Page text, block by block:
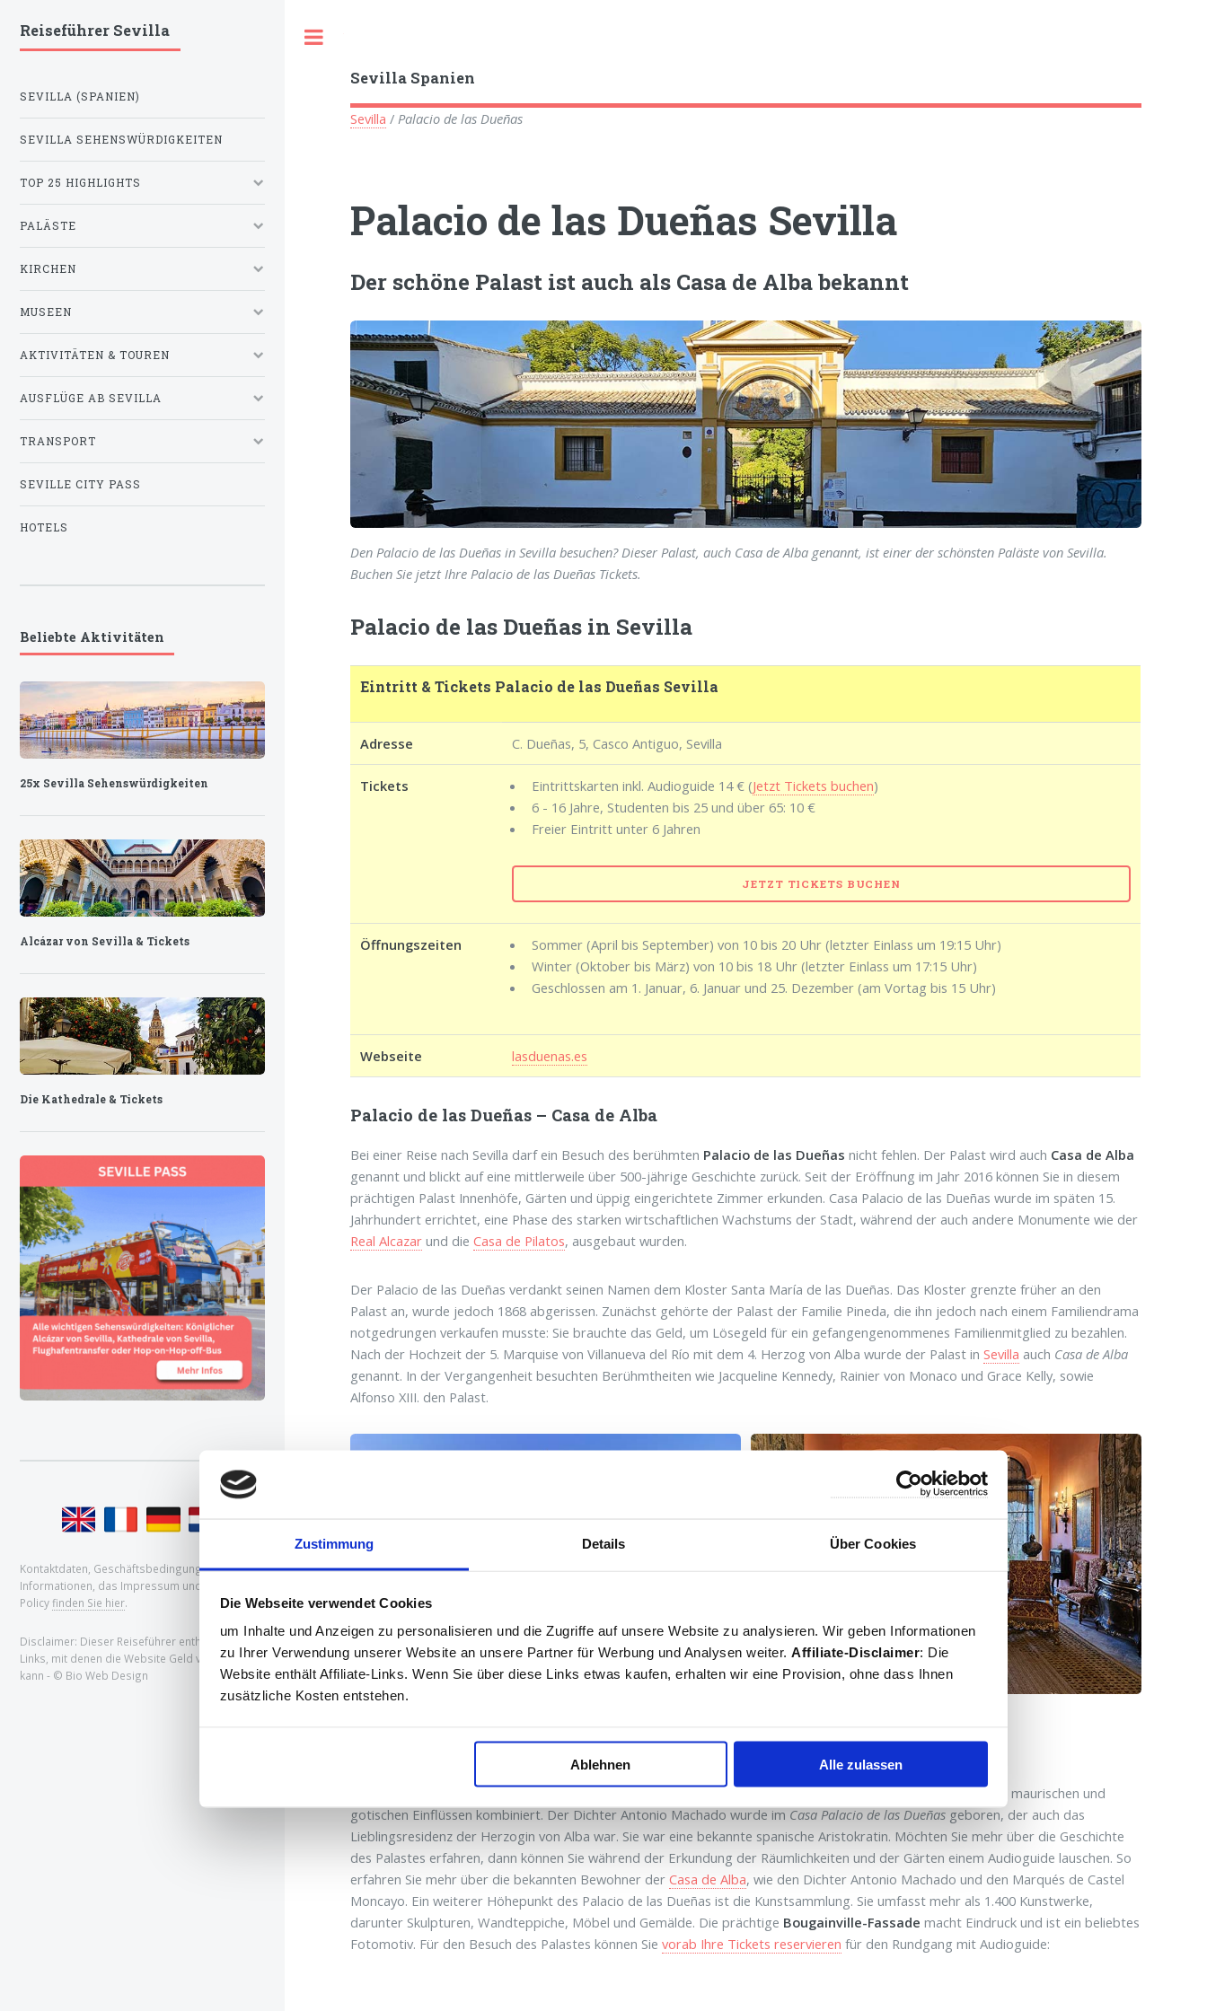
Zustimmung Details Über Cookies
Die Webseite verwendet Cookies
um Inhalte und Anzeigen zu personalisieren und die Zugriffe auf unsere Website zu analysieren. Wir geben Informationen
zu Ihrer Verwendung unserer Website an unsere Partner für Werbung und Analysen weiter. Affiliate-Disclaimer: Die
Website enthält Affiliate-Links. Wenn Sie über diese Links etwas kaufen, erhalten wir eine Provision, ohne dass Ihnen
zusätzliche Kosten entstehen.
Ablehnen Alle zulassen
Sevilla Spanien
Sevilla / Palacio de las Dueñas
Palacio de las Dueñas Sevilla
Der schöne Palast ist auch als Casa de Alba bekannt
Den Palacio de las Dueñas in Sevilla besuchen? Dieser Palast, auch Casa de Alba genannt, ist einer der schönsten Paläste von Sevilla.
Buchen Sie jetzt Ihre Palacio de las Dueñas Tickets.
Palacio de las Dueñas in Sevilla
Eintritt & Tickets Palacio de las Dueñas Sevilla
Adresse C. Dueñas, 5, Casco Antiguo, Sevilla
Tickets Eintrittskarten inkl. Audioguide 14 € (Jetzt Tickets buchen)
6 - 16 Jahre, Studenten bis 25 und über 65: 10 €
Freier Eintritt unter 6 Jahren
JETZT TICKETS BUCHEN
Öffnungszeiten
Sommer (April bis September) von 10 bis 20 Uhr (letzter Einlass um 19:15 Uhr)
Winter (Oktober bis März) von 10 bis 18 Uhr (letzter Einlass um 17:15 Uhr)
Geschlossen am 1. Januar, 6. Januar und 25. Dezember (am Vortag bis 15 Uhr)
Webseite lasduenas.es
Palacio de las Dueñas – Casa de Alba
Bei einer Reise nach Sevilla darf ein Besuch des berühmten Palacio de las Dueñas nicht fehlen. Der Palast wird auch Casa de Alba
genannt und blickt auf eine mittlerweile über 500-jährige Geschichte zurück. Seit der Eröffnung im Jahr 2016 können Sie in diesem
prächtigen Palast Innenhöfe, Gärten und üppig eingerichtete Zimmer erkunden. Casa Palacio de las Dueñas wurde im späten 15.
Jahrhundert errichtet, eine Phase des starken wirtschaftlichen Wachstums der Stadt, während der auch andere Monumente wie der
Real Alcazar und dieCasa de Pilatos, ausgebaut wurden.
Der Palacio de las Dueñas verdankt seinen Namen dem Kloster Santa María de las Dueñas. Das Kloster grenzte früher an den
Palast an, wurde jedoch 1868 abgerissen. Zunächst gehörte der Palast der Familie Pineda, die ihn jedoch nach einem Familiendrama
notgedrungen verkaufen musste: Sie brauchte das Geld, um Lösegeld für ein gefangengenommenes Familienmitglied zu bezahlen.
Nach der Hochzeit der 5. Marquise von Villanueva del Río mit dem 4. Herzog von Alba wurde der Palast inSevilla auch Casa de Alba
genannt. In der Vergangenheit besuchten Berühmtheiten wie Jacqueline Kennedy, Rainier von Monaco und Grace Kelly, sowie
Alfonso XIII. den Palast.
Schöne Fassade des Palacio de las Dueñas
Bewundern Sie bei einem Besuch des Palastes die Architektur, die den dominierenden Stil der Renaissance mit maurischen und
gotischen Einflüssen kombiniert. Der Dichter Antonio Machado wurde im Casa Palacio de las Dueñas geboren, der auch das
Lieblingsresidenz der Herzogin von Alba war. Sie war eine bekannte spanische Aristokratin. Möchten Sie mehr über die Geschichte
des Palastes erfahren, dann können Sie während der Erkundung der Räumlichkeiten und der Gärten einem Audioguide lauschen. So
erfahren Sie mehr über die bekannten Bewohner derCasa de Alba, wie den Dichter Antonio Machado und den Marqués de Castel
Moncayo. Ein weiterer Höhepunkt des Palacio de las Dueñas ist die Kunstsammlung. Sie umfasst mehr als 1.400 Kunstwerke,
darunter Skulpturen, Wandteppiche, Möbel und Gemälde. Die prächtige Bougainville-Fassade macht Eindruck und ist ein beliebtes
Fotomotiv. Für den Besuch des Palastes können Sievorab Ihre Tickets reservieren für den Rundgang mit Audioguide:
Reiseführer Sevilla
SEVILLA (SPANIEN)
SEVILLA SEHENSWÜRDIGKEITEN
TOP 25 HIGHLIGHTS
PALÄSTE
KIRCHEN
MUSEEN
AKTIVITÄTEN & TOUREN
AUSFLÜGE AB SEVILLA
TRANSPORT
SEVILLE CITY PASS
HOTELS
Beliebte Aktivitäten
25x Sevilla Sehenswürdigkeiten
Alcázar von Sevilla & Tickets
Die Kathedrale & Tickets
Kontaktdaten, Geschäftsbedingungen, Affiliate-
Informationen, das Impressum und Cookie
Policyfinden Sie hier.
Disclaimer: Dieser Reiseführer enthält Affiliate-
Links, mit denen die Website Geld verdienen
kann - © Bio Web Design